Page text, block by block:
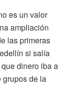
es un valor
ampliación
las primeras
si salía
dinero iba a
grupos de la